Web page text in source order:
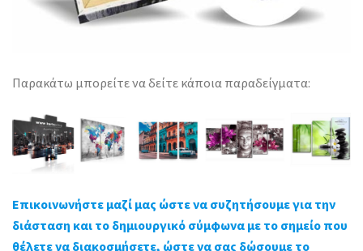
Παρακάτω μπορείτε να δείτε κάποια παραδείγματα:
Επικοινωνήστε μαζί μας ώστε να συζητήσουμε για την
διάσταση και το δημιουργικό σύμφωνα με το σημείο που
θέλετε να διακοσμήσετε, ώστε να σας δώσουμε το